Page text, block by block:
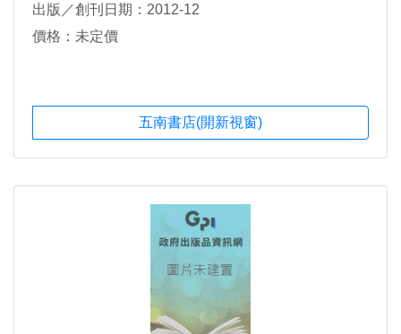
出版／創刊日期：2012-12
價格：未定價
五南書店(開新視窗)